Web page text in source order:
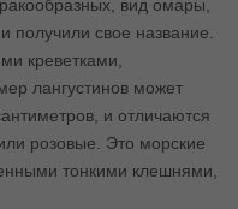
вид омары,
получили свое название.
креветками,
лангустинов может
и отличаются
розовые. Это морские
тонкими клешнями,